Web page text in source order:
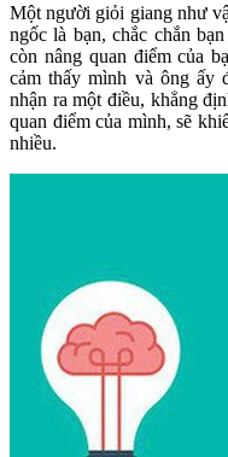
Một người giỏi giang như
ngốc là bạn, chắc chắn
còn nâng quan điểm của
cảm thấy mình và ông ấy
nhận ra một điều, khẳng
quan điểm của mình, sẽ
nhiều.